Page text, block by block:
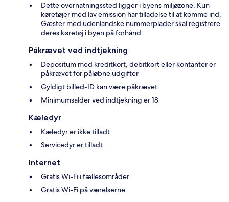
Dette overnatningssted ligger i byens miljøzone. Kun
køretøjer med lav emission har tilladelse til at komme ind.
Gæster med udenlandske nummerplader skal registrere
deres køretøj i byen på forhånd.
Påkrævet ved indtjekning
Depositum med kreditkort, debitkort eller kontanter er
påkrævet for påløbne udgifter
Gyldigt billed-ID kan være påkrævet
Minimumsalder ved indtjekning er 18
Kæledyr
Kæledyr er ikke tilladt
Servicedyr er tilladt
Internet
Gratis Wi-Fi i fællesområder
Gratis Wi-Fi på værelserne